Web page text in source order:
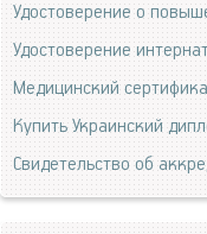
Удостоверение о
Удостоверение
Медицинский
Купить Украинский
Свидетельство об